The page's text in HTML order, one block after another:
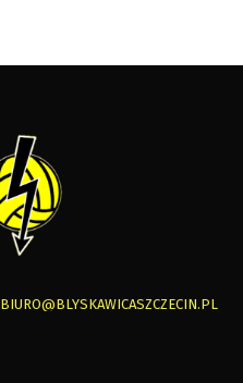
BIURO@BLYSKAWICASZCZECIN.PL